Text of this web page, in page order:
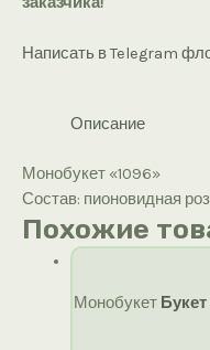
Написать в Telegram
Описание
Монобукет «1096»
Состав: пионовидная
Похожие
Монобукет